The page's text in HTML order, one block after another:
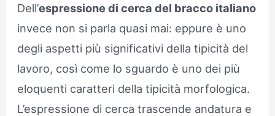
Dell’espressione di cerca del bracco italiano
invece non si parla quasi mai: eppure è uno
degli aspetti più significativi della tipicità del
lavoro, così come lo sguardo è uno dei più
eloquenti caratteri della tipicità morfologica.
L’espressione di cerca trascende andatura e